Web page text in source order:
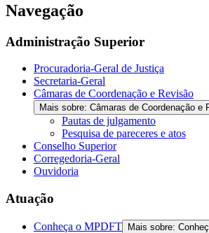
Navegação
Administração Superior
Procuradoria-Geral de Justiça
Secretaria-Geral
Câmaras de Coordenação e Revisão
Mais sobre: Câmaras de Coordenação e
Pautas de julgamento
Pesquisa de pareceres e atos
Conselho Superior
Corregedoria-Geral
Ouvidoria
Atuação
Conheça o MPDFT Mais sobre: